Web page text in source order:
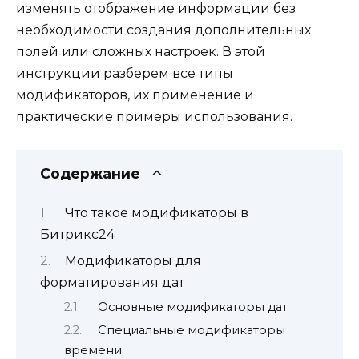
изменять отображение информации без
необходимости создания дополнительных
полей или сложных настроек. В этой
инструкции разберем все типы
модификаторов, их применение и
практические примеры использования.
Содержание
Что такое модификаторы в
Битрикс24
Модификаторы для
форматирования дат
Основные модификаторы дат
Специальные модификаторы
времени